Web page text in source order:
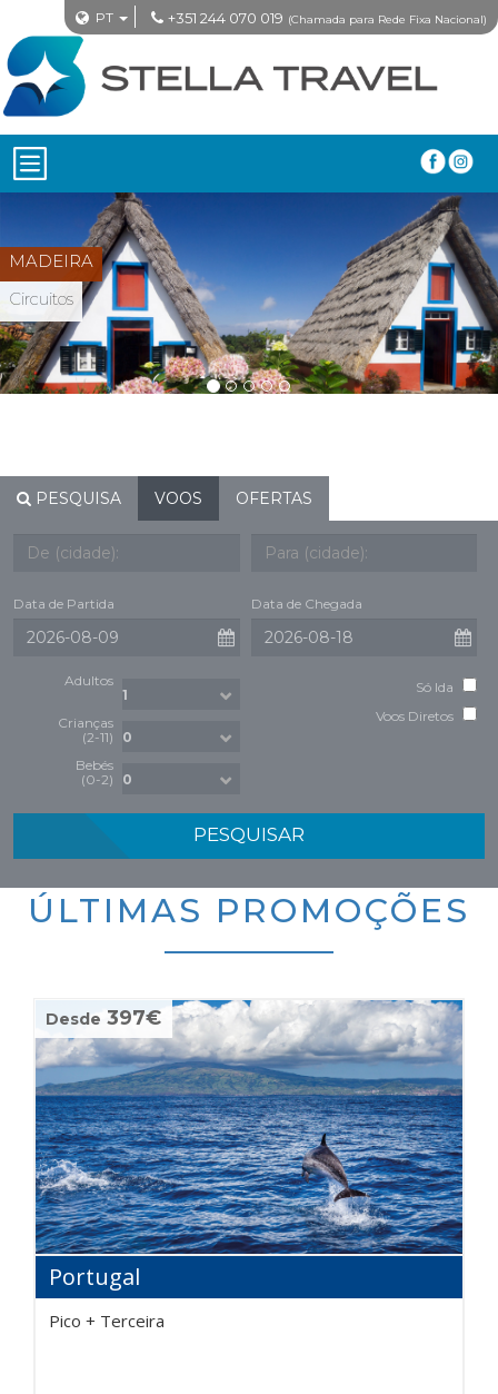
PT +351 244 070 019 (Chamada para Rede Fixa Nacional)
TAILÂNDIA
PESQUISA VOOS OFERTAS
Data de Partida Data de Chegada
Adultos
Crianças
(2-11)
Bebés
(0-2)
Só Ida
Voos Diretos
PESQUISAR
ÚLTIMAS PROMOÇÕES
Desde 397€
Portugal
Pico + Terceira